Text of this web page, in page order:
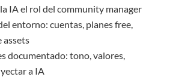
IA el rol del community manager
entorno: cuentas, planes free,
assets
documentado: tono, valores,
a IA